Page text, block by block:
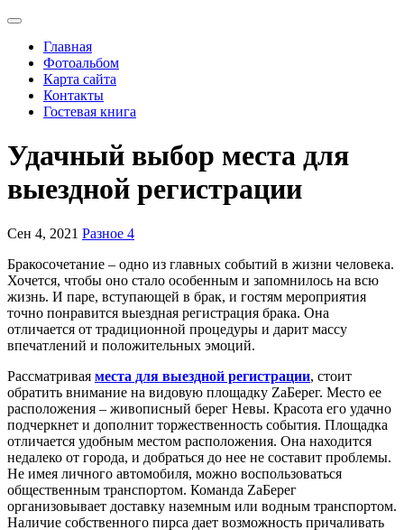
Главная
Фотоальбом
Карта сайта
Контакты
Гостевая книга
Удачный выбор места для
выездной регистрации
Сен 4, 2021 Разное 4
Бракосочетание – одно из главных событий в жизни человека.
Хочется, чтобы оно стало особенным и запомнилось на всю
жизнь. И паре, вступающей в брак, и гостям мероприятия
точно понравится выездная регистрация брака. Она
отличается от традиционной процедуры и дарит массу
впечатлений и положительных эмоций.
Рассматривая места для выездной регистрации, стоит
обратить внимание на видовую площадку ZaБерег. Место ее
расположения – живописный берег Невы. Красота его удачно
подчеркнет и дополнит торжественность события. Площадка
отличается удобным местом расположения. Она находится
недалеко от города, и добраться до нее не составит проблемы.
Не имея личного автомобиля, можно воспользоваться
общественным транспортом. Команда ZaБерег
организовывает доставку наземным или водным транспортом.
Наличие собственного пирса дает возможность причаливать